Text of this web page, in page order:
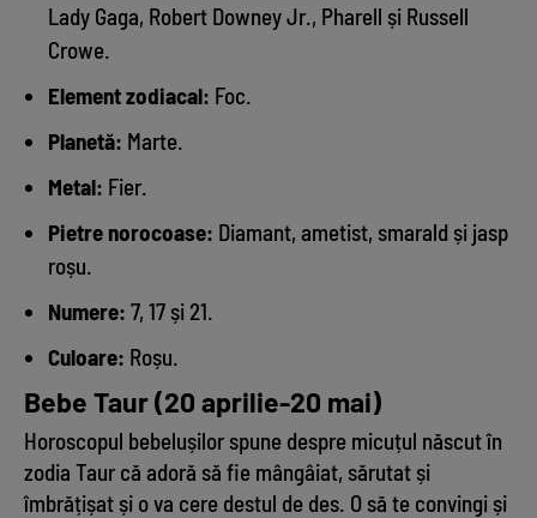
Lady Gaga, Robert Downey Jr., Pharell și Russell
Crowe.
Element zodiacal: Foc.
Planetă: Marte.
Metal: Fier.
Pietre norocoase: Diamant, ametist, smarald și jasp
roșu.
Numere: 7, 17 și 21.
Culoare: Roșu.
Bebe Taur (20 aprilie-20 mai)
Horoscopul bebelușilor spune despre micuțul născut în
zodia Taur că adoră să fie mângâiat, sărutat și
îmbrățișat și o va cere destul de des. O să te convingi și